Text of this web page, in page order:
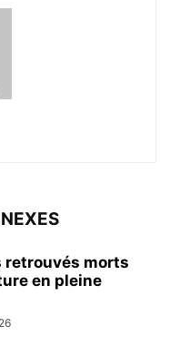
retrouvés morts
en pleine